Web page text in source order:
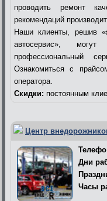
проводить ремонт
рекомендаций
Наши клиенты, решив
автосервис»,
профессиональный
Ознакомиться с
оператора.
Скидки: постоянным
Центр
Дни
Часы